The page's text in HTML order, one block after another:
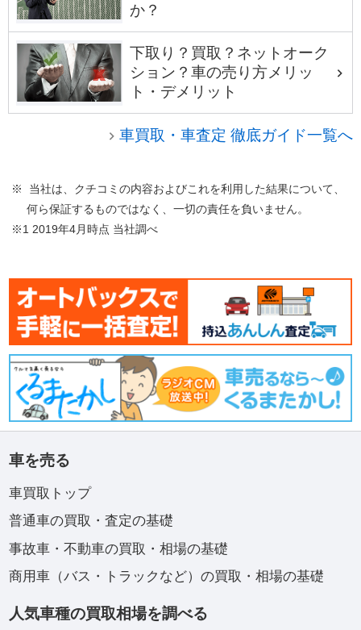
か？
下取り？買取？ネットオーク
ション？車の売り方メリッ
ト・デメリット
車買取・車査定 徹底ガイド一覧へ
※ 当社は、クチコミの内容およびこれを利用した結果について、
何ら保証するものではなく、一切の責任を負いません。
※1 2019年4月時点 当社調べ
車を売る
車買取トップ
普通車の買取・査定の基礎
事故車・不動車の買取・相場の基礎
商用車（バス・トラックなど）の買取・相場の基礎
人気車種の買取相場を調べる